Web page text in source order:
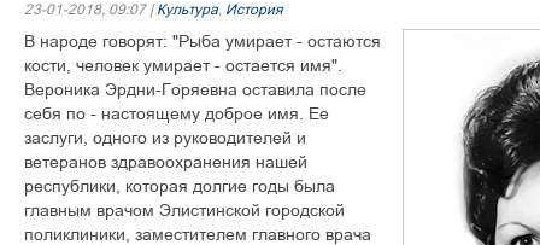
23-01-2018, 09:07 | Культура, История
Â íàðîäå ãîâîðÿò: "Ðûáà óìèðàåò - îñòàþòñÿ
êîñòè, ÷åëîâåê óìèðàåò - îñòàåòñÿ èìÿ".
Âåðîíèêà Ýðäíè-Ãîðÿåâíà îñòàâèëà ïîñëå
ñåáÿ ïî - íàñòîÿùåìó äîáðîå èìÿ. Åå
çàñëóãè, îäíîãî èç ðóêîâîäèòåëåé è
âåòåðàíîâ çäðàâîîõðàíåíèÿ íàøåé
ðåñïóáëèêè, êîòîðàÿ äîëãèå ãîäû áûëà
ãëàâíûì âðà÷îì Ýëèñòèíñêîé ãîðîäñêîé
ïîëèêëèíèêè, çàìåñòèòåëåì ãëàâíîãî âðà÷à